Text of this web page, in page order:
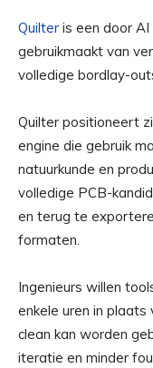
Quilter is een door
gebruikmaakt van
volledige bordlay-
Quilter positioneert
engine die gebruik
natuurkunde en
volledige PCB-
en terug te
formaten.
Ingenieurs willen
enkele uren in
clean kan worden
iteratie en minder